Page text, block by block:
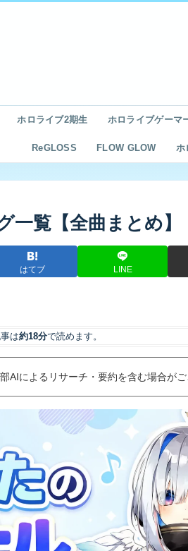
ホロライブ2期生 ホロライブゲーマ
ReGLOSS FLOW GLOW ホ
覧【全曲まとめ】
はてブ LINE
は約18分で読めます。
によるリサーチ・要約を含む場合がご